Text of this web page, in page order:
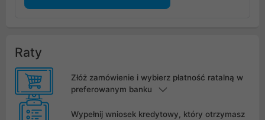
Raty
Złóż zamówienie i wybierz płatność ratalną w
preferowanym banku
Wypełnij wniosek kredytowy, który otrzymasz